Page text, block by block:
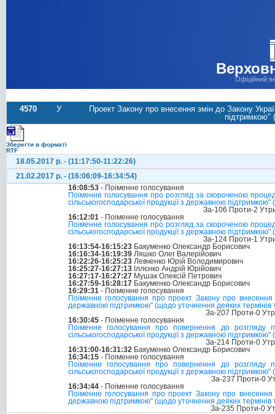
Офіційний
4570 У
Проект Закону про внесення змін до Закону
підтримкою"
Зберегти в форматі
RTF
18.05.2017 р. - (11:17:50-11:22:26)
21.02.2017 р. - (16:06:09-16:34:54)
16:08:53 - Поіменне голосування
Поіменне голосування про розгляд за скороченою
сільськогосподарської продукції з державною
За-106 Проти-2
16:12:01 - Поіменне голосування
Поіменне голосування про розгляд за скороченою
сільськогосподарської продукції з державною
За-124 Проти-1
16:13:54-16:15:23 Бакуменко Олександр Борисович
16:16:34-16:19:39 Ляшко Олег Валерійович
16:22:26-16:25:23 Левченко Юрій Володимирович
16:25:27-16:27:13 Іллєнко Андрій Юрійович
16:27:17-16:27:27 Мушак Олексій Петрович
16:27:59-16:28:17 Бакуменко Олександр Борисович
16:29:31 - Поіменне голосування
Поіменне голосування про проект Закону про внесення
державною підтримкою" (щодо уточнення деяких
За-207 Проти-0
16:30:45 - Поіменне голосування
Поіменне голосування про повернення до розгляду
сільськогосподарської продукції з державною
За-214 Проти-0
16:31:00-16:31:32 Бакуменко Олександр Борисович
16:34:15 - Поіменне голосування
Поіменне голосування про повернення до розгляду
сільськогосподарської продукції з державною
За-237 Проти-0
16:34:44 - Поіменне голосування
Поіменне голосування про проект Закону про внесення
державною підтримкою" (щодо уточнення деяких
За-235 Проти-0